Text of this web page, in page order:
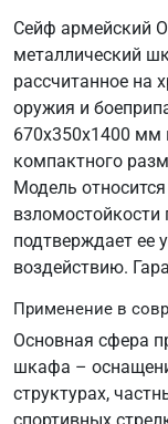
Сейф армейский
металлический
рассчитанное на
оружия и
670х350х1400 мм
компактного
Модель
взломостойкости
подтверждает ее
воздействию.
Применение в
Основная сфера
шкафа –
структурах,
спортивных